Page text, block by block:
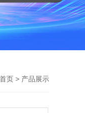
首页 > 产品展示